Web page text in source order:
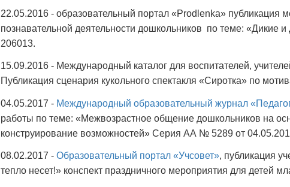
22.05.2016 - образовательный портал «Prodlenka» публикация
познавательной деятельности дошкольников по теме: «Дикие
206013.
15.09.2016 - Международный каталог для воспитателей,
Публикация сценария кукольного спектакля «Сиротка» по
04.05.2017 - Международный образовательный журнал
работы по теме: «Межвозрастное общение дошкольников на
конструирование возможностей» Серия АА № 5289 от
08.02.2017 - Образовательный портал «Учсовет», публикация
тепло несет!» конспект праздничного мероприятия для детей